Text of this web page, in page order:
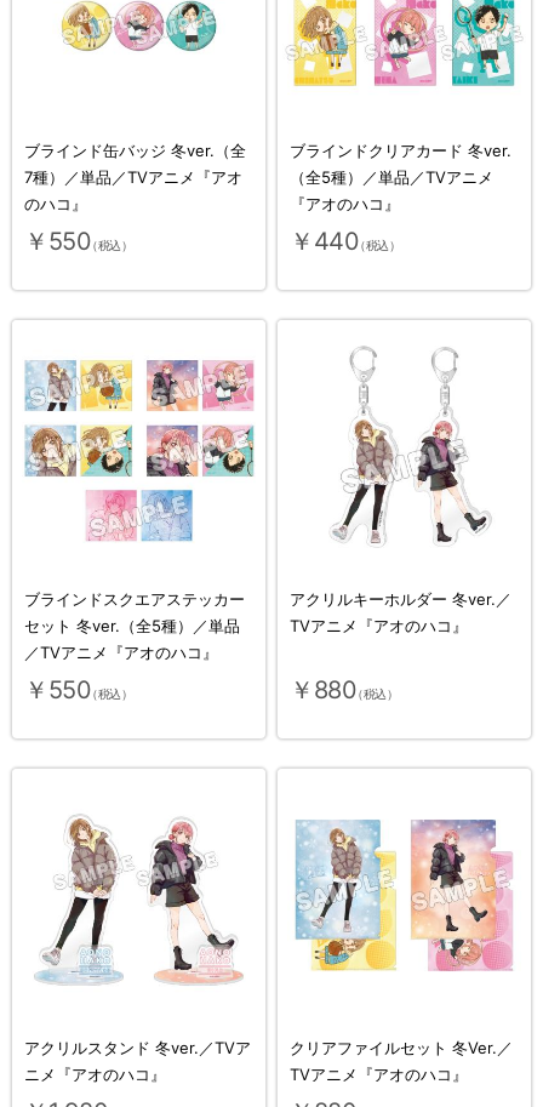
ブラインド缶バッジ 冬ver.（全
7種）／単品／TVアニメ『アオ
のハコ』
￥550（税込）
ブラインドクリアカード 冬ver.
（全5種）／単品／TVアニメ
『アオのハコ』
￥440（税込）
ブラインドスクエアステッカー
セット 冬ver.（全5種）／単品
／TVアニメ『アオのハコ』
￥550（税込）
アクリルキーホルダー 冬ver.／
TVアニメ『アオのハコ』
￥880（税込）
アクリルスタンド 冬ver.／TVア
ニメ『アオのハコ』
クリアファイルセット 冬Ver.／
TVアニメ『アオのハコ』